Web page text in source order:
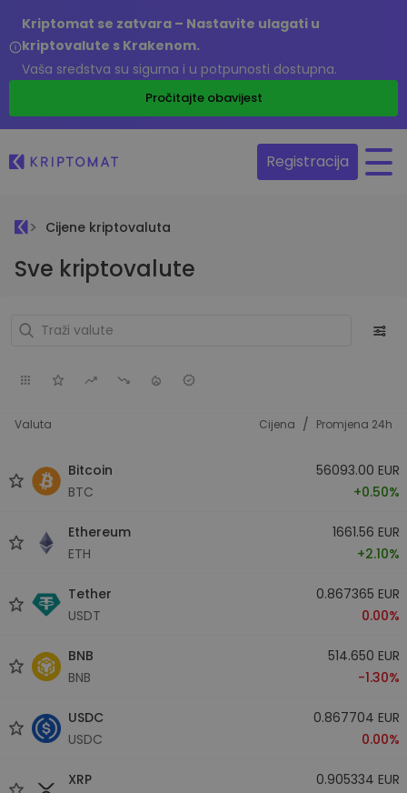
Kriptomat se zatvara – Nastavite ulagati u
kriptovalute s Krakenom.
Vaša sredstva su sigurna i u potpunosti dostupna.
Pročitajte obavijest
Registracija
Cijene kriptovaluta
Sve kriptovalute
Valuta Cijena / Promjena 24h
Bitcoin
BTC
56093.00 EUR
+0.50%
Ethereum
ETH
1661.56 EUR
+2.10%
Tether
USDT
0.867365 EUR
0.00%
BNB
BNB
514.650 EUR
-1.30%
USDC
USDC
0.867704 EUR
0.00%
XRP
0.905334 EUR